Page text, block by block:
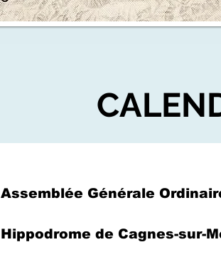
Assemblée Générale
Hippodrome de Cagnes-sur-